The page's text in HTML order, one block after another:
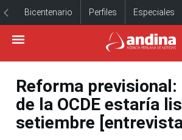
Bicentenario Perfiles Especiales
Reforma
de la OCDE estaría
setiembre